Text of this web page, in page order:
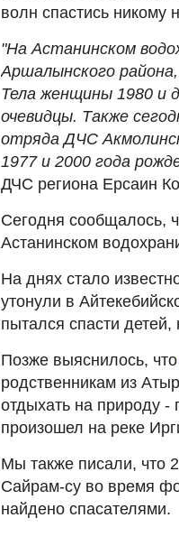
волн спастись никому
"На Астанинском
Аршалынского
Тела женщины 1980 и
очевидцы. Также
отряда ДЧС
1977 и 2000 года
ДЧС региона Ерсаин
Сегодня сообщалось,
Астанинском
На днях стало
утонули в
пытался спасти детей,
Позже выяснилось, что
родственникам из
отдыхать на природу -
произошел на реке
Мы также писали, что
Сайрам-су во время
найдено спасателями.